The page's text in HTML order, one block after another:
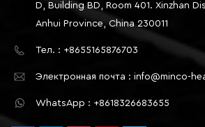
D, Building BD, Room 401. Xinzhan
Anhui Province, China 230011
Тел. : +8655165876703
Электронная почта : info@minco-
WhatsApp : +8618326683655